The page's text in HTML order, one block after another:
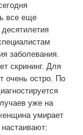
все еще
заболевания.
скрининг. Для
очень остро. По
уже на
умирает